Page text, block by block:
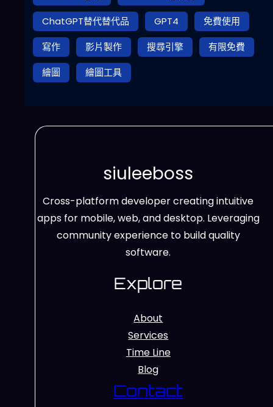
ChatGPT替代替代品
GPT4
免費使用
寫作
影片製作 搜尋引擎
有限免費
繪圖
繪圖工具
siuleeboss
Cross-platform developer creating intuitive
apps for mobile, web, and desktop. Leveraging
community experience to build quality
software.
Explore
About
Services
Time Line
Blog
Contact